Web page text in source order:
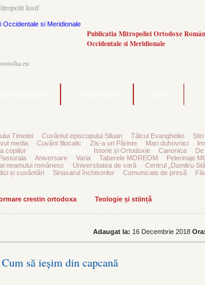
Iosif
Publicatia Mitropoliei Ortodoxe
Occidentale si Meridionale
Timotei Cuvântul episcopului Siluan Tâlcul Evangheliei
media Cuvânt filocalic Zis-a un Părinte Mari duhovnici
copiilor Istorie și Ortodoxie Canonica
Aniversare Varia Taberele MOREOM Pelerinaje
neamului românesc Universitatea de vară Centrul „Dumitru
și cuvântări Sinaxarul închisorilor Comunicate de presă
crestin ortodoxa Teologie și stiință
Adaugat la: 16 Decembrie 2018 Ora:
să ieșim din capcană